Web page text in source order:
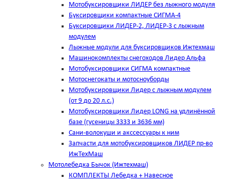
Мотобуксировщики ЛИДЕР без лыжного модуля
Буксировщики компактные СИГМА-4
Буксировщики ЛИДЕР-2, ЛИДЕР-3 c лыжным
модулем
Лыжные модули для буксировщиков Ижтехмаш
Машинокомплекты снегоходов Лидер Альфа
Мотобуксировщики СИГМА компактные
Мотоснегокаты и мотосноуборды
Мотобуксировщики Лидер с лыжным модулем
(от 9 до 20 л.с.)
Мотобуксировщики Лидер LONG на удлинённой
базе (гусеницы 3333 и 3636 мм)
Сани-волокуши и акссессуары к ним
Запчасти для мотобуксировщиков ЛИДЕР пр-во
ИжТехМаш
Мотолебедка Бычок (Ижтехмаш)
КОМПЛЕКТЫ Лебедка + Навесное